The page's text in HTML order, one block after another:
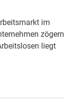
im
zögern
liegt